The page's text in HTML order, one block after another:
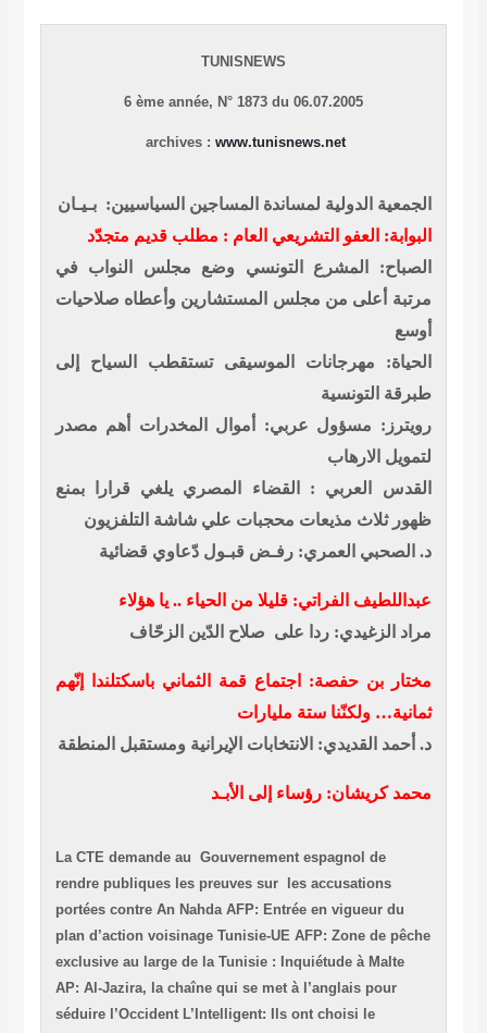
TUNISNEWS
6 ème année, N° 1873 du 06.07.2005
archives : www.tunisnews.net
الجمعية الدولية لمساندة المساجين السياسيين: بـيـان
البوابة: العفو التشريعي العام : مطلب قديم متجدّد
الصباح: المشرع التونسي وضع مجلس النواب في
مرتبة أعلى من مجلس المستشارين وأعطاه صلاحيات
أوسع
الحياة: مهرجانات الموسيقى تستقطب السياح إلى
طبرقة التونسية
رويترز: مسؤول عربي: أموال المخدرات أهم مصدر
لتمويل الارهاب
القدس العربي : القضاء المصري يلغي قرارا بمنع
ظهور ثلاث مذيعات محجبات علي شاشة التلفزيون
د. الصحبي العمري: رفـض قبـول دّعاوي قضائية
عبداللطيف الفراتي: قليلا من الحياء .. يا هؤلاء
مراد الزغيدي: ردا على صلاح الدّين الزحّاف
مختار بن حفصة: اجتماع قمة الثماني باسكتلندا إنّهم
ثمانية… ولكنّنا ستة مليارات
د. أحمد القديدي: الانتخابات الإيرانية ومستقبل المنطقة
محمد كريشان: رؤساء إلى الأبـد
La CTE demande au Gouvernement espagnol de
rendre publiques les preuves sur les accusations
portées contre An Nahda AFP: Entrée en vigueur du
plan d’action voisinage Tunisie-UEAFP: Zone de pêche
exclusive au large de la Tunisie : Inquiétude à Malte
AP: Al-Jazira, la chaîne qui se met à l’anglais pour
séduire l’OccidentL’Intelligent: Ils ont choisi le